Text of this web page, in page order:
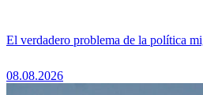
El verdadero problema de la política
08.08.2026